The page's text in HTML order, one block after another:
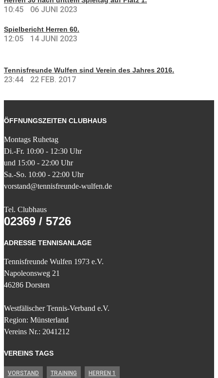
10:45 06 JUNI 2023
Spielbericht Herren 60.
12:05 14 JUNI 2023
Tennisfreunde Wulfen sind Verein des Jahres 2016.
23:44 22 FEB. 2017
ÖFFNUNGSZEITEN CLUBHAUS
Montags Ruhetag
Di.-Fr. 10:00 - 12:30 Uhr
und 15:00 - 22:00 Uhr
Sa.-So. 10:00 - 22:00 Uhr
vorstand@tennisfreunde-wulfen.de
Tel. Clubhaus
02369 / 5726
ADRESSE TENNISANLAGE
Tennisfreunde Wulfen 1973 e.V.
Napoleonsweg 21
46286 Dorsten
Westfälischer Tennis-Verband e.V.
Region: Münsterland
Vereins Nr.: 2041212
VEREINS TAGS
VORSTAND TRAINING HERREN 1